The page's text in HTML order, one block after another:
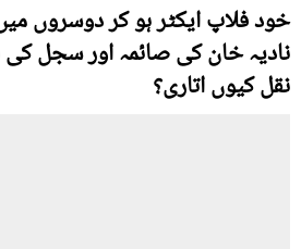
خود فلاپ ایکٹر ہو کر دوسروں
نادیہ خان کی صائمہ اور سجل کی
نقل کیوں اتاری؟